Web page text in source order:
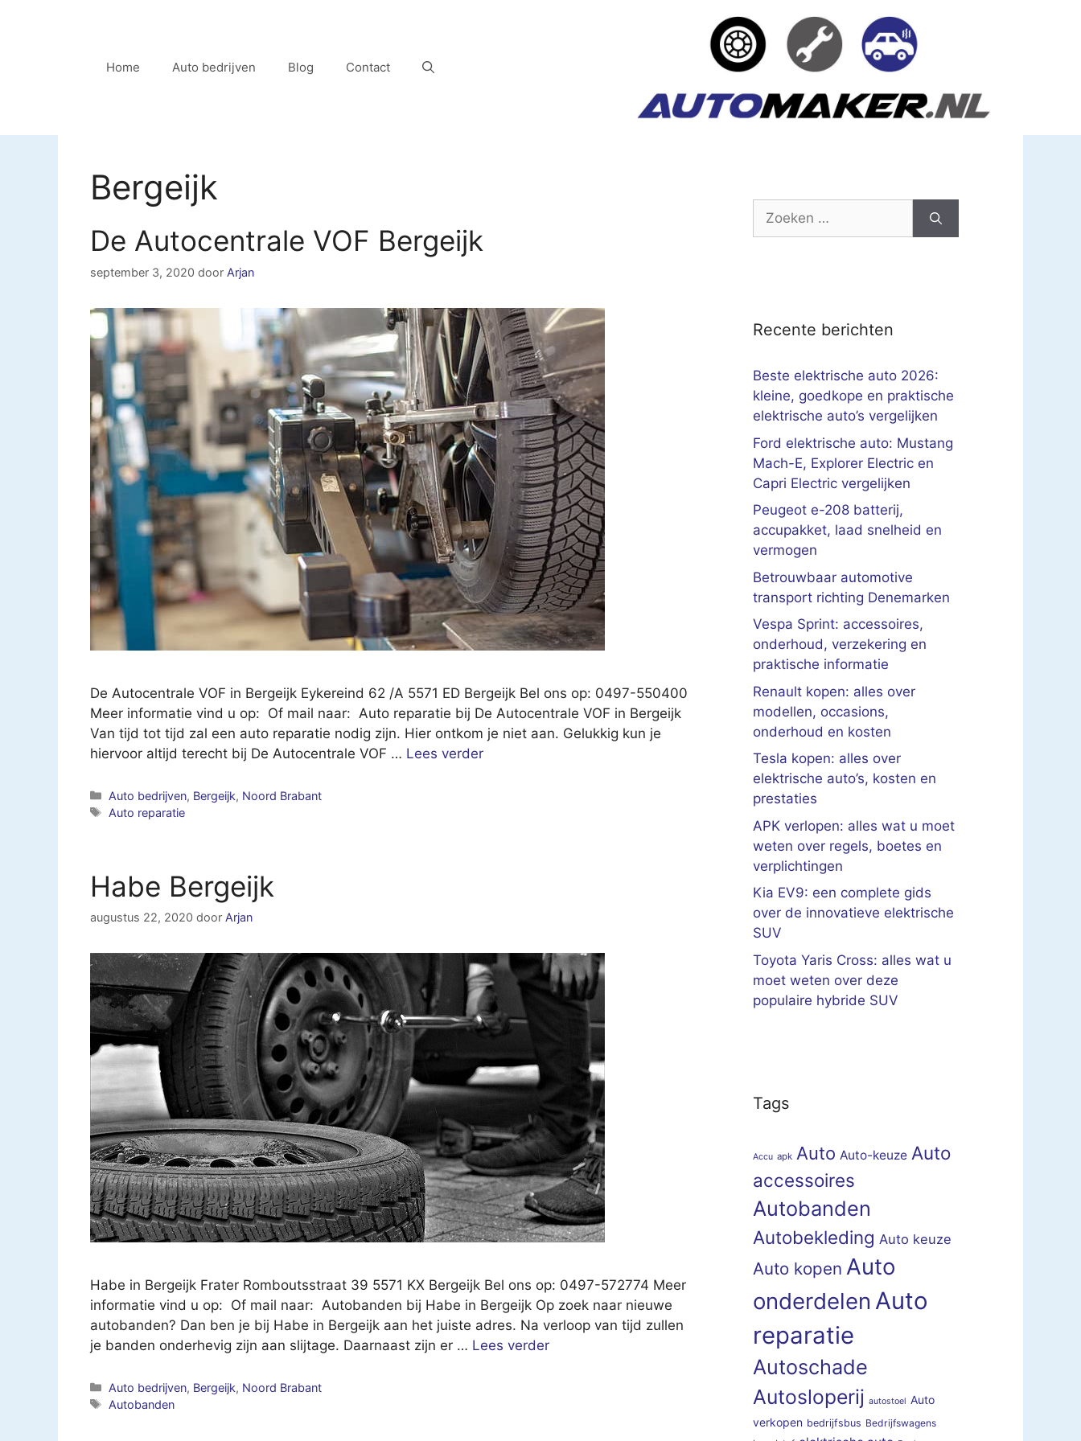
Home Auto bedrijven Blog Contact
Bergeijk
De Autocentrale VOF Bergeijk
september 3, 2020 door Arjan
De Autocentrale VOF in Bergeijk Eykereind 62 /A 5571 ED Bergeijk Bel ons op: 0497-550400
Meer informatie vind u op: Of mail naar: Auto reparatie bij De Autocentrale VOF in Bergeijk
Van tijd tot tijd zal een auto reparatie nodig zijn. Hier ontkom je niet aan. Gelukkig kun je
hiervoor altijd terecht bij De Autocentrale VOF … Lees verder
Categorieën
Auto bedrijven, Bergeijk, Noord Brabant
Tags
Auto reparatie
Habe Bergeijk
augustus 22, 2020 door Arjan
Habe in Bergeijk Frater Romboutsstraat 39 5571 KX Bergeijk Bel ons op: 0497-572774 Meer
informatie vind u op: Of mail naar: Autobanden bij Habe in Bergeijk Op zoek naar nieuwe
autobanden? Dan ben je bij Habe in Bergeijk aan het juiste adres. Na verloop van tijd zullen
je banden onderhevig zijn aan slijtage. Daarnaast zijn er … Lees verder
Categorieën
Auto bedrijven, Bergeijk, Noord Brabant
Tags
Autobanden
Zoek
Recente berichten
Beste elektrische auto 2026:
kleine, goedkope en praktische
elektrische auto’s vergelijken
Ford elektrische auto: Mustang
Mach-E, Explorer Electric en
Capri Electric vergelijken
Peugeot e-208 batterij,
accupakket, laad snelheid en
vermogen
Betrouwbaar automotive
transport richting Denemarken
Vespa Sprint: accessoires,
onderhoud, verzekering en
praktische informatie
Renault kopen: alles over
modellen, occasions,
onderhoud en kosten
Tesla kopen: alles over
elektrische auto’s, kosten en
prestaties
APK verlopen: alles wat u moet
weten over regels, boetes en
verplichtingen
Kia EV9: een complete gids
over de innovatieve elektrische
SUV
Toyota Yaris Cross: alles wat u
moet weten over deze
populaire hybride SUV
Tags
Accu apk Auto Auto-keuze Auto
accessoires
Autobanden
Autobekleding Auto keuze
Auto kopen Auto
onderdelen Auto
reparatie
Autoschade
Autosloperij autostoel Auto
verkopen bedrijfsbus Bedrijfswagens